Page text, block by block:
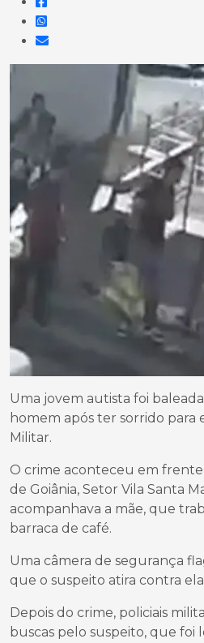
Uma jovem autista foi
homem após ter sorrido para
Militar.
O crime aconteceu em
de Goiânia, Setor Vila Santa
acompanhava a mãe, que
barraca de café.
Uma câmera de segurança
que o suspeito atira contra
Depois do crime, policiais
buscas pelo suspeito, que foi